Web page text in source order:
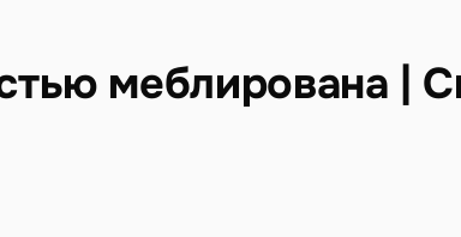
меблирована |